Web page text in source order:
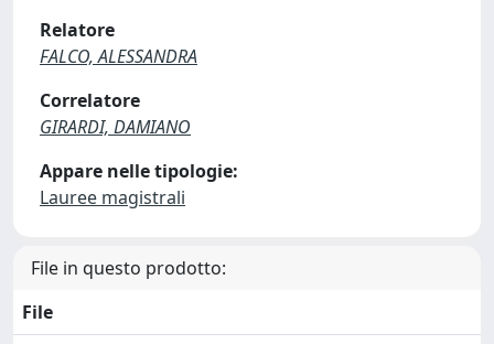
Relatore
FALCO, ALESSANDRA
Correlatore
GIRARDI, DAMIANO
Appare nelle tipologie:
Lauree magistrali
File in questo prodotto:
File